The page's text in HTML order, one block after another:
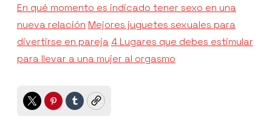
En qué momento es indicado tener sexo en una
nueva relación Mejores juguetes sexuales para
divertirse en pareja 4 Lugares que debes estimular
para llevar a una mujer al orgasmo
TwitterPinterest
TumblrCopy